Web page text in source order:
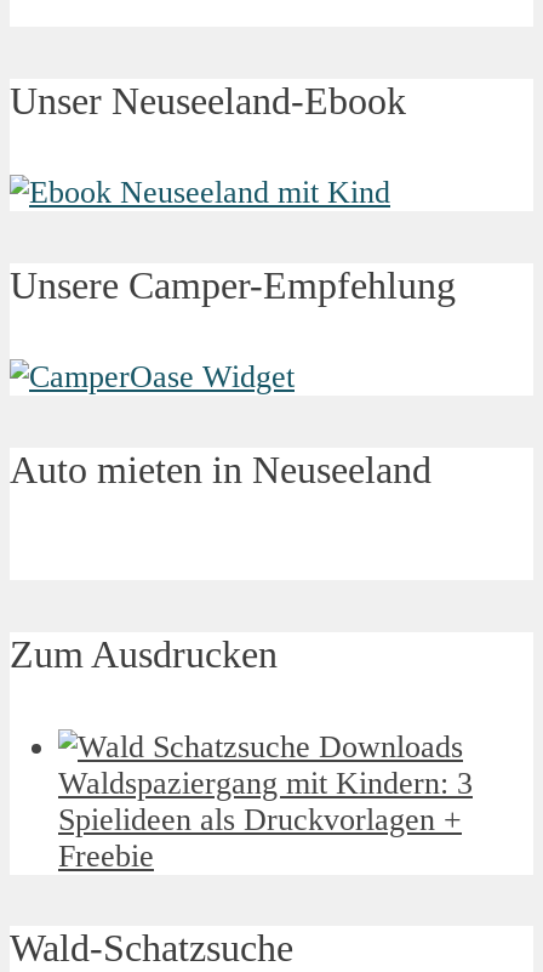
Unser Neuseeland-Ebook
Unsere Camper-Empfehlung
Auto mieten in Neuseeland
Zum Ausdrucken
Waldspaziergang mit Kindern: 3
Spielideen als Druckvorlagen +
Freebie
Wald-Schatzsuche